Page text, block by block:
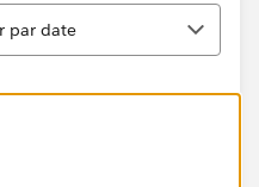
par date